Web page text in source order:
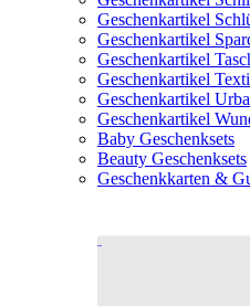
Geschenkartikel
Geschenkartikel
Geschenkartikel
Geschenkartikel
Geschenkartikel
Geschenkartikel
Baby Geschenksets
Beauty Geschenksets
Geschenkkarten &